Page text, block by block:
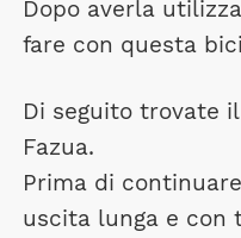
Dopo averla
fare con questa
Di seguito trovate
Fazua.
Prima di
uscita lunga e con